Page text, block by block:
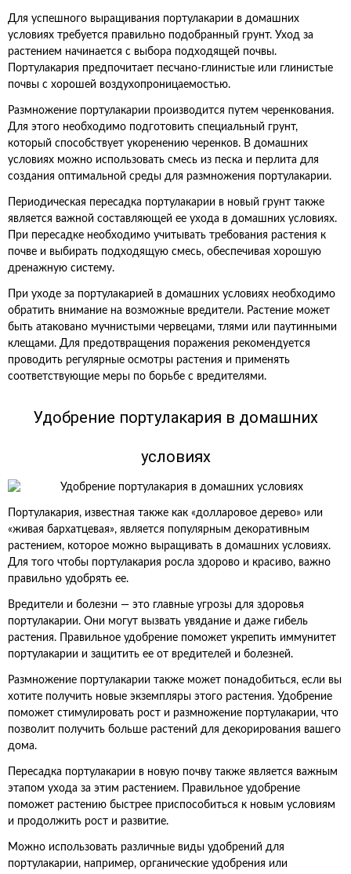
Для успешного выращивания портулакарии в домашних
условиях требуется правильно подобранный грунт. Уход за
растением начинается с выбора подходящей почвы.
Портулакария предпочитает песчано-глинистые или глинистые
почвы с хорошей воздухопроницаемостью.
Размножение портулакарии производится путем черенкования.
Для этого необходимо подготовить специальный грунт,
который способствует укоренению черенков. В домашних
условиях можно использовать смесь из песка и перлита для
создания оптимальной среды для размножения портулакарии.
Периодическая пересадка портулакарии в новый грунт также
является важной составляющей ее ухода в домашних условиях.
При пересадке необходимо учитывать требования растения к
почве и выбирать подходящую смесь, обеспечивая хорошую
дренажную систему.
При уходе за портулакарией в домашних условиях необходимо
обратить внимание на возможные вредители. Растение может
быть атаковано мучнистыми червецами, тлями или паутинными
клещами. Для предотвращения поражения рекомендуется
проводить регулярные осмотры растения и применять
соответствующие меры по борьбе с вредителями.
Удобрение портулакария в домашних
условиях
Портулакария, известная также как «долларовое дерево» или
«живая бархатцевая», является популярным декоративным
растением, которое можно выращивать в домашних условиях.
Для того чтобы портулакария росла здорово и красиво, важно
правильно удобрять ее.
Вредители и болезни — это главные угрозы для здоровья
портулакарии. Они могут вызвать увядание и даже гибель
растения. Правильное удобрение поможет укрепить иммунитет
портулакарии и защитить ее от вредителей и болезней.
Размножение портулакарии также может понадобиться, если вы
хотите получить новые экземпляры этого растения. Удобрение
поможет стимулировать рост и размножение портулакарии, что
позволит получить больше растений для декорирования вашего
дома.
Пересадка портулакарии в новую почву также является важным
этапом ухода за этим растением. Правильное удобрение
поможет растению быстрее приспособиться к новым условиям
и продолжить рост и развитие.
Можно использовать различные виды удобрений для
портулакарии, например, органические удобрения или